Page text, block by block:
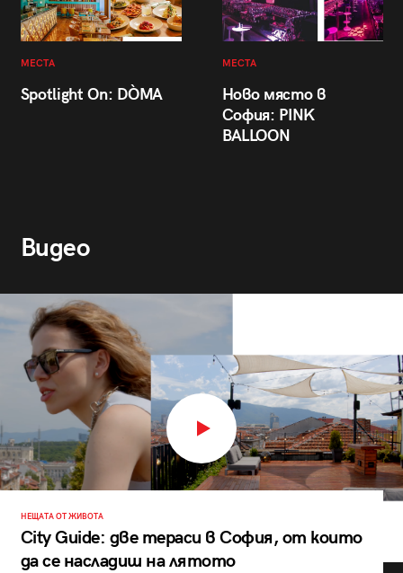
МЕСТА
Spotlight On: DÒMA
МЕСТА
Ново място в
София: PINK
BALLOON
Видео
НЕЩАТА ОТ ЖИВОТА
City Guide: две тераси в София, от които
да се насладиш на лятото